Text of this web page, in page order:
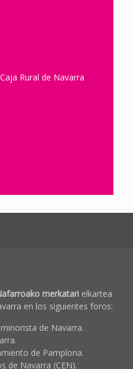
Rural de Navarra
merkatarielkartea
en los siguientes foros:
de Navarra.
de Pamplona.
de Navarra (CEN).